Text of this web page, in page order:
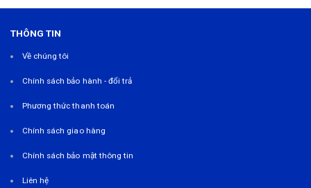
THÔNG TIN
Về chúng tôi
Chính sách bảo hành - đổi trả
Phương thức thanh toán
Chính sách giao hàng
Chính sách bảo mật thông tin
Liên hệ